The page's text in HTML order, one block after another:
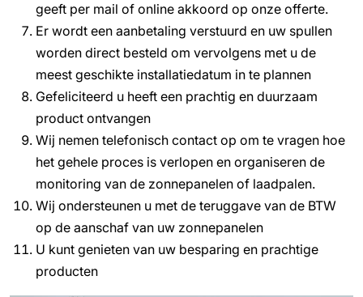
geeft per mail of online akkoord op onze offerte.
Er wordt een aanbetaling verstuurd en uw spullen
worden direct besteld om vervolgens met u de
meest geschikte installatiedatum in te plannen
Gefeliciteerd u heeft een prachtig en duurzaam
product ontvangen
Wij nemen telefonisch contact op om te vragen hoe
het gehele proces is verlopen en organiseren de
monitoring van de zonnepanelen of laadpalen.
Wij ondersteunen u met de teruggave van de BTW
op de aanschaf van uw zonnepanelen
U kunt genieten van uw besparing en prachtige
producten